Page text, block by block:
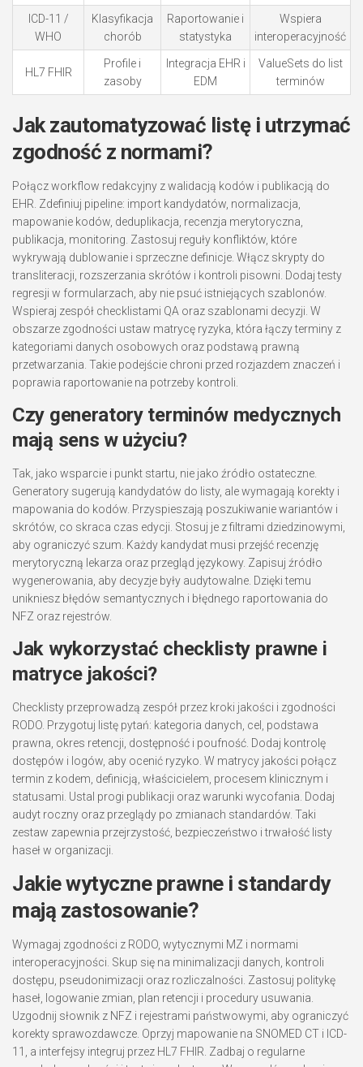
ICD-11 /
WHO
Klasyfikacja
chorób
Raportowanie i
statystyka
Wspiera
interoperacyjność
HL7 FHIR
Profile i
zasoby
Integracja EHR i
EDM
ValueSets do list
terminów
Jak zautomatyzować listę i utrzymać
zgodność z normami?
Połącz workflow redakcyjny z walidacją kodów i publikacją do
EHR. Zdefiniuj pipeline: import kandydatów, normalizacja,
mapowanie kodów, deduplikacja, recenzja merytoryczna,
publikacja, monitoring. Zastosuj reguły konfliktów, które
wykrywają dublowanie i sprzeczne definicje. Włącz skrypty do
transliteracji, rozszerzania skrótów i kontroli pisowni. Dodaj testy
regresji w formularzach, aby nie psuć istniejących szablonów.
Wspieraj zespół checklistami QA oraz szablonami decyzji. W
obszarze zgodności ustaw matrycę ryzyka, która łączy terminy z
kategoriami danych osobowych oraz podstawą prawną
przetwarzania. Takie podejście chroni przed rozjazdem znaczeń i
poprawia raportowanie na potrzeby kontroli.
Czy generatory terminów medycznych
mają sens w użyciu?
Tak, jako wsparcie i punkt startu, nie jako źródło ostateczne.
Generatory sugerują kandydatów do listy, ale wymagają korekty i
mapowania do kodów. Przyspieszają poszukiwanie wariantów i
skrótów, co skraca czas edycji. Stosuj je z filtrami dziedzinowymi,
aby ograniczyć szum. Każdy kandydat musi przejść recenzję
merytoryczną lekarza oraz przegląd językowy. Zapisuj źródło
wygenerowania, aby decyzje były audytowalne. Dzięki temu
unikniesz błędów semantycznych i błędnego raportowania do
NFZ oraz rejestrów.
Jak wykorzystać checklisty prawne i
matryce jakości?
Checklisty przeprowadzą zespół przez kroki jakości i zgodności
RODO. Przygotuj listę pytań: kategoria danych, cel, podstawa
prawna, okres retencji, dostępność i poufność. Dodaj kontrolę
dostępów i logów, aby ocenić ryzyko. W matrycy jakości połącz
termin z kodem, definicją, właścicielem, procesem klinicznym i
statusami. Ustal progi publikacji oraz warunki wycofania. Dodaj
audyt roczny oraz przeglądy po zmianach standardów. Taki
zestaw zapewnia przejrzystość, bezpieczeństwo i trwałość listy
haseł w organizacji.
Jakie wytyczne prawne i standardy
mają zastosowanie?
Wymagaj zgodności z RODO, wytycznymi MZ i normami
interoperacyjności. Skup się na minimalizacji danych, kontroli
dostępu, pseudonimizacji oraz rozliczalności. Zastosuj politykę
haseł, logowanie zmian, plan retencji i procedury usuwania.
Uzgodnij słownik z NFZ i rejestrami państwowymi, aby ograniczyć
korekty sprawozdawcze. Oprzyj mapowanie na SNOMED CT i ICD-
11, a interfejsy integruj przez HL7 FHIR. Zadbaj o regularne